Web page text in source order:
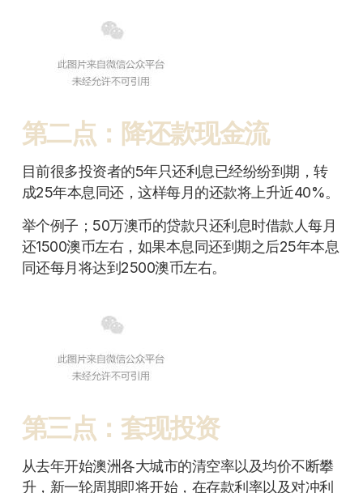
第二点：降还款现金流
目前很多投资者的5年只还利息已经纷纷到期，转
成25年本息同还，这样每月的还款将上升近40%。
举个例子；50万澳币的贷款只还利息时借款人每月
还1500澳币左右，如果本息同还到期之后25年本息
同还每月将达到2500澳币左右。
第三点：套现投资
从去年开始澳洲各大城市的清空率以及均价不断攀
升，新一轮周期即将开始，在存款利率以及对冲利